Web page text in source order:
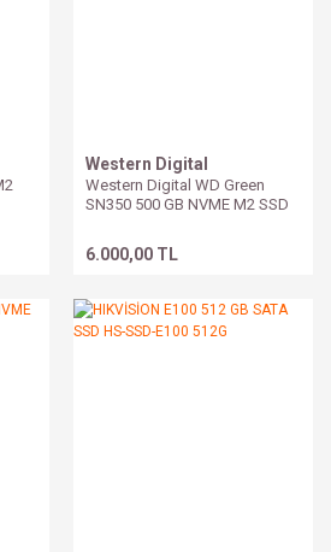
Western Digital
Western Digital WD Green
SN350 500 GB NVME M2 SSD
6.000,00 TL